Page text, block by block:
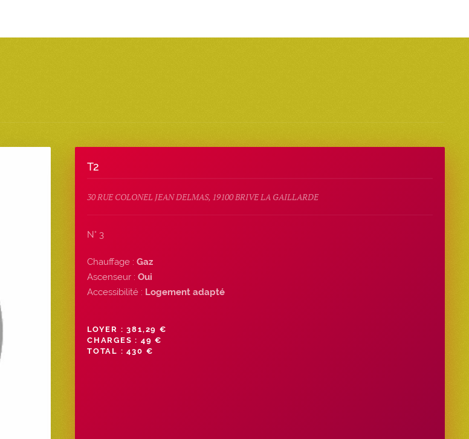
T2
30 RUE COLONEL JEAN DELMAS, 19100 BRIVE LA GAILLARDE
N° 3
Chauffage : Gaz
Ascenseur : Oui
Accessibilité : Logement adapté
LOYER : 381,29 €
CHARGES : 49 €
TOTAL : 430 €